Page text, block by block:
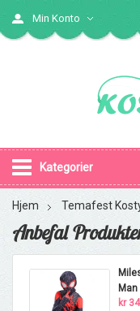
Min Konto
Kategorier
Hjem Temafest
Anbefal
Man
kr